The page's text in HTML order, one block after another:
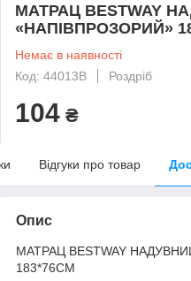
МАТРАЦ BESTWAY
«НАПІВПРОЗОРИЙ»
Немає в наявності
Код: 44013B
Роздріб
104 ₴
Відгуки про товар
Опис
МАТРАЦ BESTWAY
183*76СМ